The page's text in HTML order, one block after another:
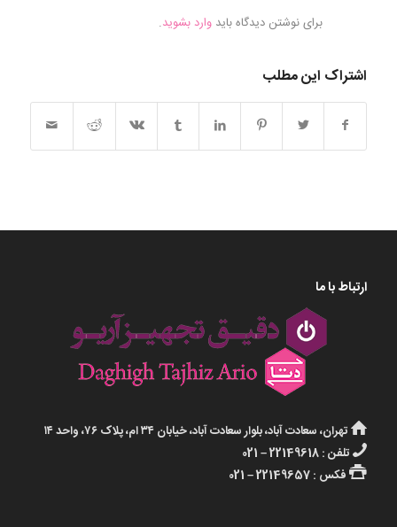
برای نوشتن دیدگاه باید وارد بشوید.
اشتراک این مطلب
ارتباط با ما
تهران، سعادت آباد، بلوار سعادت آباد، خیابان ۳۴ ام، پلاک ۷۶، واحد ۱۴
تلفن : 22149618 – 021
فکس : 22149657 – 021